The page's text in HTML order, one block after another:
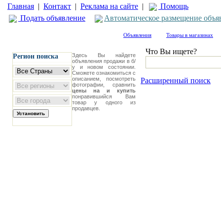
Главная | Контакт | Реклама на сайте |
Помощь
Подать объявление
Автоматическое размещение
Объявления Товары в магазинах
Регион поиска
Здесь Вы найдете
объявления продажи в б/
у и новом состоянии.
Сможете ознакомиться с
описанием, посмотреть
фотографии, сравнить
цены на и купить
понравившийся Вам
товар у одного из
продавцев.
Что Вы ищете?
Расширенный поиск